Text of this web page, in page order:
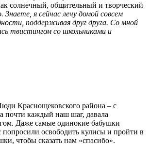
солнечный, общительный и творческий
я сейчас лечу домой совсем
поддерживая друг друга. Со мной
твистингом со школьниками и
Краснощековского района – с
почти каждый наш шаг, давала
Даже самые одинокие бабушки
освободить кулисы и пройти в
чтобы сказать нам «спасибо».